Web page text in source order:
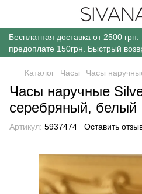
Бесплатная доставка от 2500
предоплате 150грн. Быстрый
Каталог Часы Часы
Часы наручные
серебряный, белый
Артикул: 5937474 Оставить